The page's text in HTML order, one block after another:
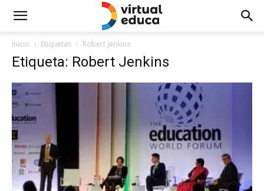
Inicio Etiquetas Robert Jenkins
Etiqueta: Robert Jenkins